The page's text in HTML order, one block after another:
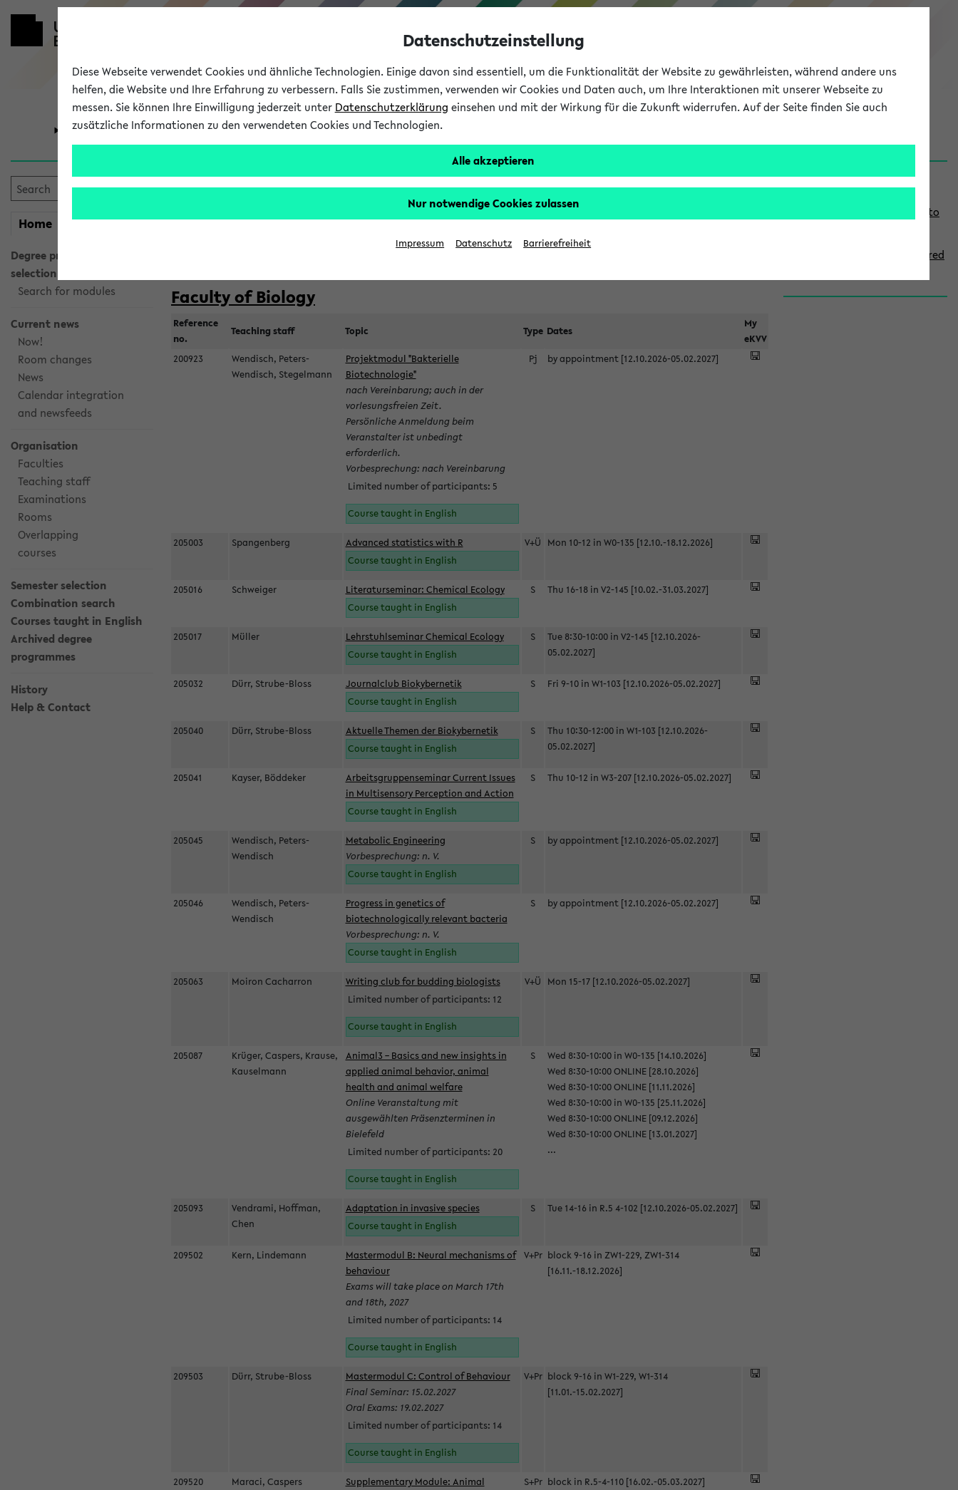
eKVV
University Research Studies
Home myeKVV
Degree programme
selection
Search for modules
Current news
Now!
Room changes
News
Calendar integration
and newsfeeds
Organisation
Faculties
Teaching staff
Examinations
Rooms
Overlapping
courses
Semester selection
Combination search
Courses taught in English
Archived degree
programmes
History
Help & Contact
Courses taught in English
Semester:
Faculty of Biology
Reference
no.
Teaching staff Topic Type Dates
My
eKVV
200923
Wendisch, Peters-
Wendisch, Stegelmann
Projektmodul "Bakterielle
Biotechnologie"
nach Vereinbarung; auch in der
vorlesungsfreien Zeit.
Persönliche Anmeldung beim
Veranstalter ist unbedingt
erforderlich.
Vorbesprechung: nach Vereinbarung
Limited number of participants: 5
Course taught in English
Pj by appointment [12.10.2026-05.02.2027]
205003 Spangenberg
Advanced statistics with R
Course taught in English
V+Ü Mon 10-12 in W0-135 [12.10.-18.12.2026]
205016 Schweiger
Literaturseminar: Chemical Ecology
Course taught in English
S Thu 16-18 in V2-145 [10.02.-31.03.2027]
205017 Müller
Lehrstuhlseminar Chemical Ecology
Course taught in English
S
Tue 8:30-10:00 in V2-145 [12.10.2026-
05.02.2027]
205032 Dürr, Strube-Bloss
Journalclub Biokybernetik
Course taught in English
S Fri 9-10 in W1-103 [12.10.2026-05.02.2027]
205040 Dürr, Strube-Bloss
Aktuelle Themen der Biokybernetik
Course taught in English
S
Thu 10:30-12:00 in W1-103 [12.10.2026-
05.02.2027]
205041 Kayser, Böddeker
Arbeitsgruppenseminar Current Issues
in Multisensory Perception and Action
Course taught in English
S Thu 10-12 in W3-207 [12.10.2026-05.02.2027]
205045
Wendisch, Peters-
Wendisch
Metabolic Engineering
Vorbesprechung: n. V.
Course taught in English
S by appointment [12.10.2026-05.02.2027]
205046
Wendisch, Peters-
Wendisch
Progress in genetics of
biotechnologically relevant bacteria
Vorbesprechung: n. V.
Course taught in English
S by appointment [12.10.2026-05.02.2027]
205063 Moiron Cacharron
Writing club for budding biologists
Limited number of participants: 12
Course taught in English
V+Ü Mon 15-17 [12.10.2026-05.02.2027]
205087
Krüger, Caspers, Krause,
Kauselmann
Animal3 – Basics and new insights in
applied animal behavior, animal
health and animal welfare
Online Veranstaltung mit
ausgewählten Präsenzterminen in
Bielefeld
Limited number of participants: 20
Course taught in English
S
Wed 8:30-10:00 in W0-135 [14.10.2026]
Wed 8:30-10:00 ONLINE [28.10.2026]
Wed 8:30-10:00 ONLINE [11.11.2026]
Wed 8:30-10:00 in W0-135 [25.11.2026]
Wed 8:30-10:00 ONLINE [09.12.2026]
Wed 8:30-10:00 ONLINE [13.01.2027]
...
205093
Vendrami, Hoffman,
Chen
Adaptation in invasive species
Course taught in English
S Tue 14-16 in R.5 4-102 [12.10.2026-05.02.2027]
209502 Kern, Lindemann
Mastermodul B: Neural mechanisms of
behaviour
Exams will take place on March 17th
and 18th, 2027
Limited number of participants: 14
Course taught in English
V+Pr block 9-16 in ZW1-229, ZW1-314
[16.11.-18.12.2026]
209503 Dürr, Strube-Bloss
Mastermodul C: Control of Behaviour
Final Seminar: 15.02.2027
Oral Exams: 19.02.2027
Limited number of participants: 14
Course taught in English
V+Pr block 9-16 in W1-229, W1-314
[11.01.-15.02.2027]
209520 Maraci, Caspers
Supplementary Module: Animal
S+Pr block in R.5-4-110 [16.02.-05.03.2027]
S
d
Links
Use the combination search to
How to indicate courses offered
Datenschutzeinstellung
Diese Webseite verwendet Cookies und ähnliche Technologien. Einige davon sind essentiell, um die Funktionalität der Website zu gewährleisten, während andere uns
helfen, die Website und Ihre Erfahrung zu verbessern. Falls Sie zustimmen, verwenden wir Cookies und Daten auch, um Ihre Interaktionen mit unserer Webseite zu
messen. Sie können Ihre Einwilligung jederzeit unter Datenschutzerklärung einsehen und mit der Wirkung für die Zukunft widerrufen. Auf der Seite finden Sie auch
zusätzliche Informationen zu den verwendeten Cookies und Technologien.
Alle akzeptieren
Nur notwendige Cookies zulassen
Impressum Datenschutz Barrierefreiheit